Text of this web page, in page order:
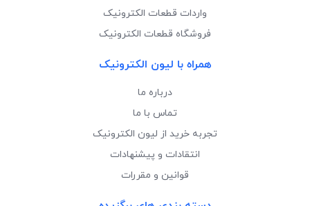
واردات قطعات الکترونیک
فروشگاه قطعات الکترونیک
همراه با لیون الکترونیک
درباره ما
تماس با ما
تجربه خرید از لیون الکترونیک
انتقادات و پیشنهادات
قوانین و مقررات